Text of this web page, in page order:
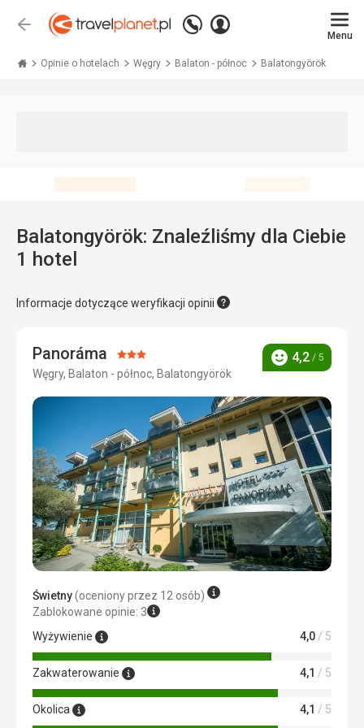
Wstecz
Zadzwoń
+48 71 771 76 55
Zaloguj
Menu
Opinie o hotelach Węgry Balaton - północ Balatongyörök
Balatongyörök: Znaleźliśmy dla Ciebie
1 hotel
Informacje dotyczące weryfikacji opinii
Panoráma Ocena:
3/5
Węgry, Balaton - północ, Balatongyörök
Ocena
4,2 / 5
Świetny(oceniony przez 12 osób)
Zablokowane opinie: 3
Wyżywienie
4,0 / 5
Zakwaterowanie 4,1 / 5
Okolica 4,1 / 5